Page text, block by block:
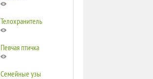
Телохранитель
Певчая птичка
Семейные узы